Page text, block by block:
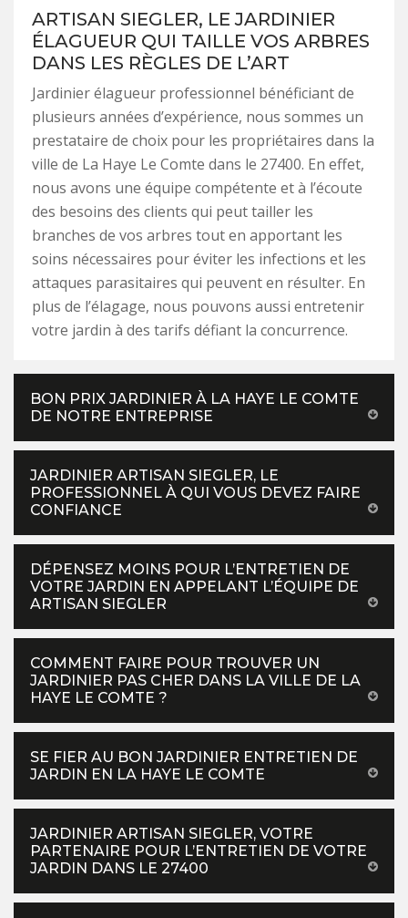
ARTISAN SIEGLER, LE JARDINIER
ÉLAGUEUR QUI TAILLE VOS ARBRES
DANS LES RÈGLES DE L’ART
Jardinier élagueur professionnel bénéficiant de
plusieurs années d’expérience, nous sommes un
prestataire de choix pour les propriétaires dans la
ville de La Haye Le Comte dans le 27400. En effet,
nous avons une équipe compétente et à l’écoute
des besoins des clients qui peut tailler les
branches de vos arbres tout en apportant les
soins nécessaires pour éviter les infections et les
attaques parasitaires qui peuvent en résulter. En
plus de l’élagage, nous pouvons aussi entretenir
votre jardin à des tarifs défiant la concurrence.
BON PRIX JARDINIER À LA HAYE LE COMTE
DE NOTRE ENTREPRISE
JARDINIER ARTISAN SIEGLER, LE
PROFESSIONNEL À QUI VOUS DEVEZ FAIRE
CONFIANCE
DÉPENSEZ MOINS POUR L’ENTRETIEN DE
VOTRE JARDIN EN APPELANT L’ÉQUIPE DE
ARTISAN SIEGLER
COMMENT FAIRE POUR TROUVER UN
JARDINIER PAS CHER DANS LA VILLE DE LA
HAYE LE COMTE ?
SE FIER AU BON JARDINIER ENTRETIEN DE
JARDIN EN LA HAYE LE COMTE
JARDINIER ARTISAN SIEGLER, VOTRE
PARTENAIRE POUR L’ENTRETIEN DE VOTRE
JARDIN DANS LE 27400